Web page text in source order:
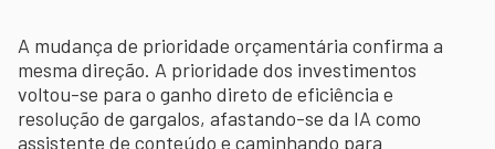
A mudança de prioridade orçamentária confirma a
mesma direção. A prioridade dos investimentos
voltou-se para o ganho direto de eficiência e
resolução de gargalos, afastando-se da IA como
assistente de conteúdo e caminhando para